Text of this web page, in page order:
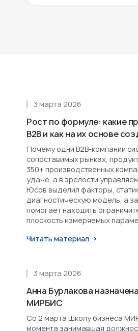
Рост по формуле: какие
B2B и как на их основе
3 марта 2026
Почему одни B2B-компании
сопоставимых рынках,
350+ производственных
удаче, а в зрелости
Юсов выделил факторы,
диагностическую модель, а
помогает находить
плоскость измеряемых
Читать материал
Анна Бурлакова
МИРБИС
3 марта 2026
Со 2 марта Школу бизнеса
момента занимавшая